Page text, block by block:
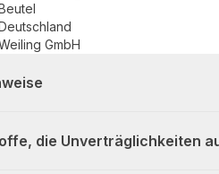
GmbH
die Unverträglichkeiten